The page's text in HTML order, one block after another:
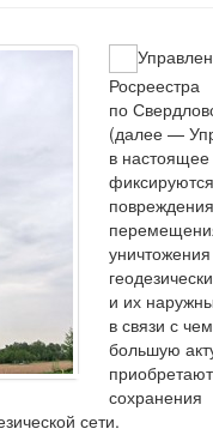
Росреестра
по
(далее —
в
уничтожения
и их
в связи с
большую
сохранения
сети.